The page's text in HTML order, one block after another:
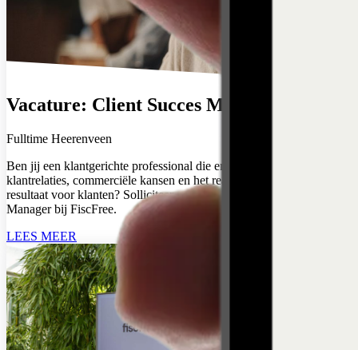
Vacature: Client Succes Manager
Fulltime Heerenveen
Ben jij een klantgerichte professional die energie krijgt van sterke
klantrelaties, commerciële kansen en het realiseren van zichtbaar
resultaat voor klanten? Solliciteer naar de functie van Client Succes
Manager bij FiscFree.
LEES MEER